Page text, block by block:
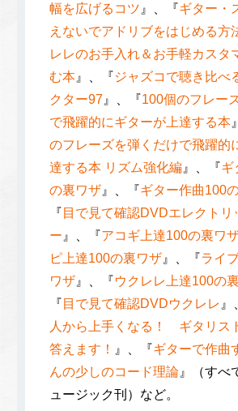
幅を広げるコツ 』、『ギター・
えないでアドリブをはじめる方
レレのお手入れ＆お手軽カスタ
む本』、『ジャズコで聴き比べ
クター97』、『100個のフレー
で飛躍的にギターが上達する本
のフレーズを弾くだけで飛躍的
達する本 リズム強化編』、『ギ
の裏ワザ』、『ギター作曲100
『 目で見て確認DVDエレクトリ
ー 』、『アコギ上達100の裏ワ
ピ上達100の裏ワザ』、『ライ
ワザ』、『ウクレレ上達100の
『 目で見て確認DVDウクレレ 』
人から上手くなる！ ギタリス
答えます！
』、『ギターで作曲
んの少しのコード理論』（すべ
ュージック刊）など。